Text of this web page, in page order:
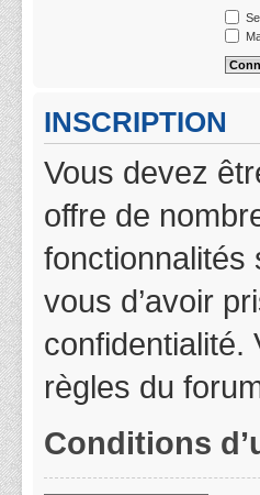
INSCRIPTION
Vous devez
offre de
fonctionnalités
vous d’avoir
confidentialité.
règles du
Conditions